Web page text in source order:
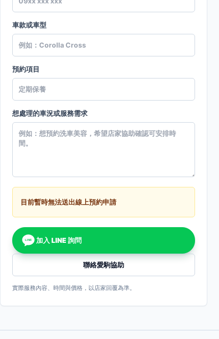
車款或車型
預約項目
想處理的車況或服務需求
目前暫時無法送出線上預約申請
LINE 加入 LINE 詢問
聯絡愛駒協助
實際服務內容、時間與價格，以店家回覆為準。